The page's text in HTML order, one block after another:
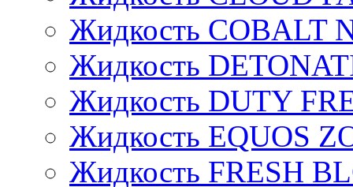
Жидкость COBALT
Жидкость
Жидкость DUTY
Жидкость EQUOS
Жидкость FRESH